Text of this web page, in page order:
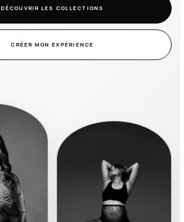
DÉCOUVRIR LES COLLECTIONS
CRÉER MON EXPÉRIENCE